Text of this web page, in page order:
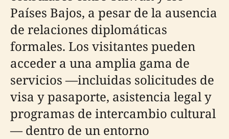
Países Bajos, a pesar de la ausencia
de relaciones diplomáticas
formales. Los visitantes pueden
acceder a una amplia gama de
servicios —incluidas solicitudes de
visa y pasaporte, asistencia legal y
programas de intercambio cultural
— dentro de un entorno